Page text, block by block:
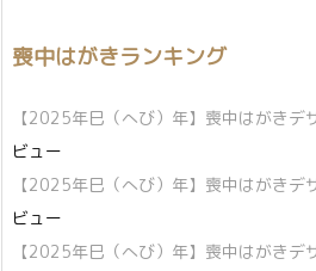
喪中はがきランキング
【2025年巳（へび）年】喪中はがきデ
ビュー
【2025年巳（へび）年】喪中はがきデ
ビュー
【2025年巳（へび）年】喪中はがきデ